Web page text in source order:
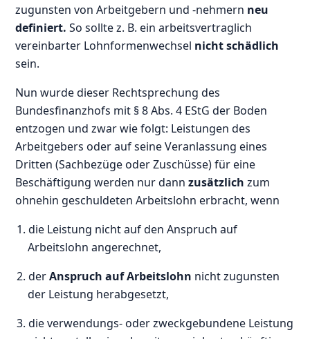
zugunsten von Arbeitgebern und -nehmern neu
definiert. So sollte z. B. ein arbeitsvertraglich
vereinbarter Lohnformenwechsel nicht schädlich
sein.
Nun wurde dieser Rechtsprechung des
Bundesfinanzhofs mit § 8 Abs. 4 EStG der Boden
entzogen und zwar wie folgt: Leistungen des
Arbeitgebers oder auf seine Veranlassung eines
Dritten (Sachbezüge oder Zuschüsse) für eine
Beschäftigung werden nur dannzusätzlich zum
ohnehin geschuldeten Arbeitslohn erbracht, wenn
1. die Leistung nicht auf den Anspruch auf
Arbeitslohn angerechnet,
2. derAnspruch auf Arbeitslohn nicht zugunsten
der Leistung herabgesetzt,
3. die verwendungs- oder zweckgebundene Leistung